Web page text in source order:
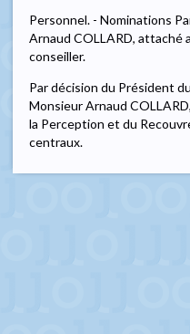
Personnel. - Nominations
Arnaud COLLARD, attaché
conseiller.
Par décision du Président
Monsieur Arnaud
la Perception et du
centraux.